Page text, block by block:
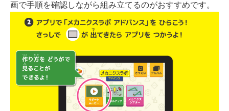
画で手順を確認しながら組み立てるのがおすすめです。